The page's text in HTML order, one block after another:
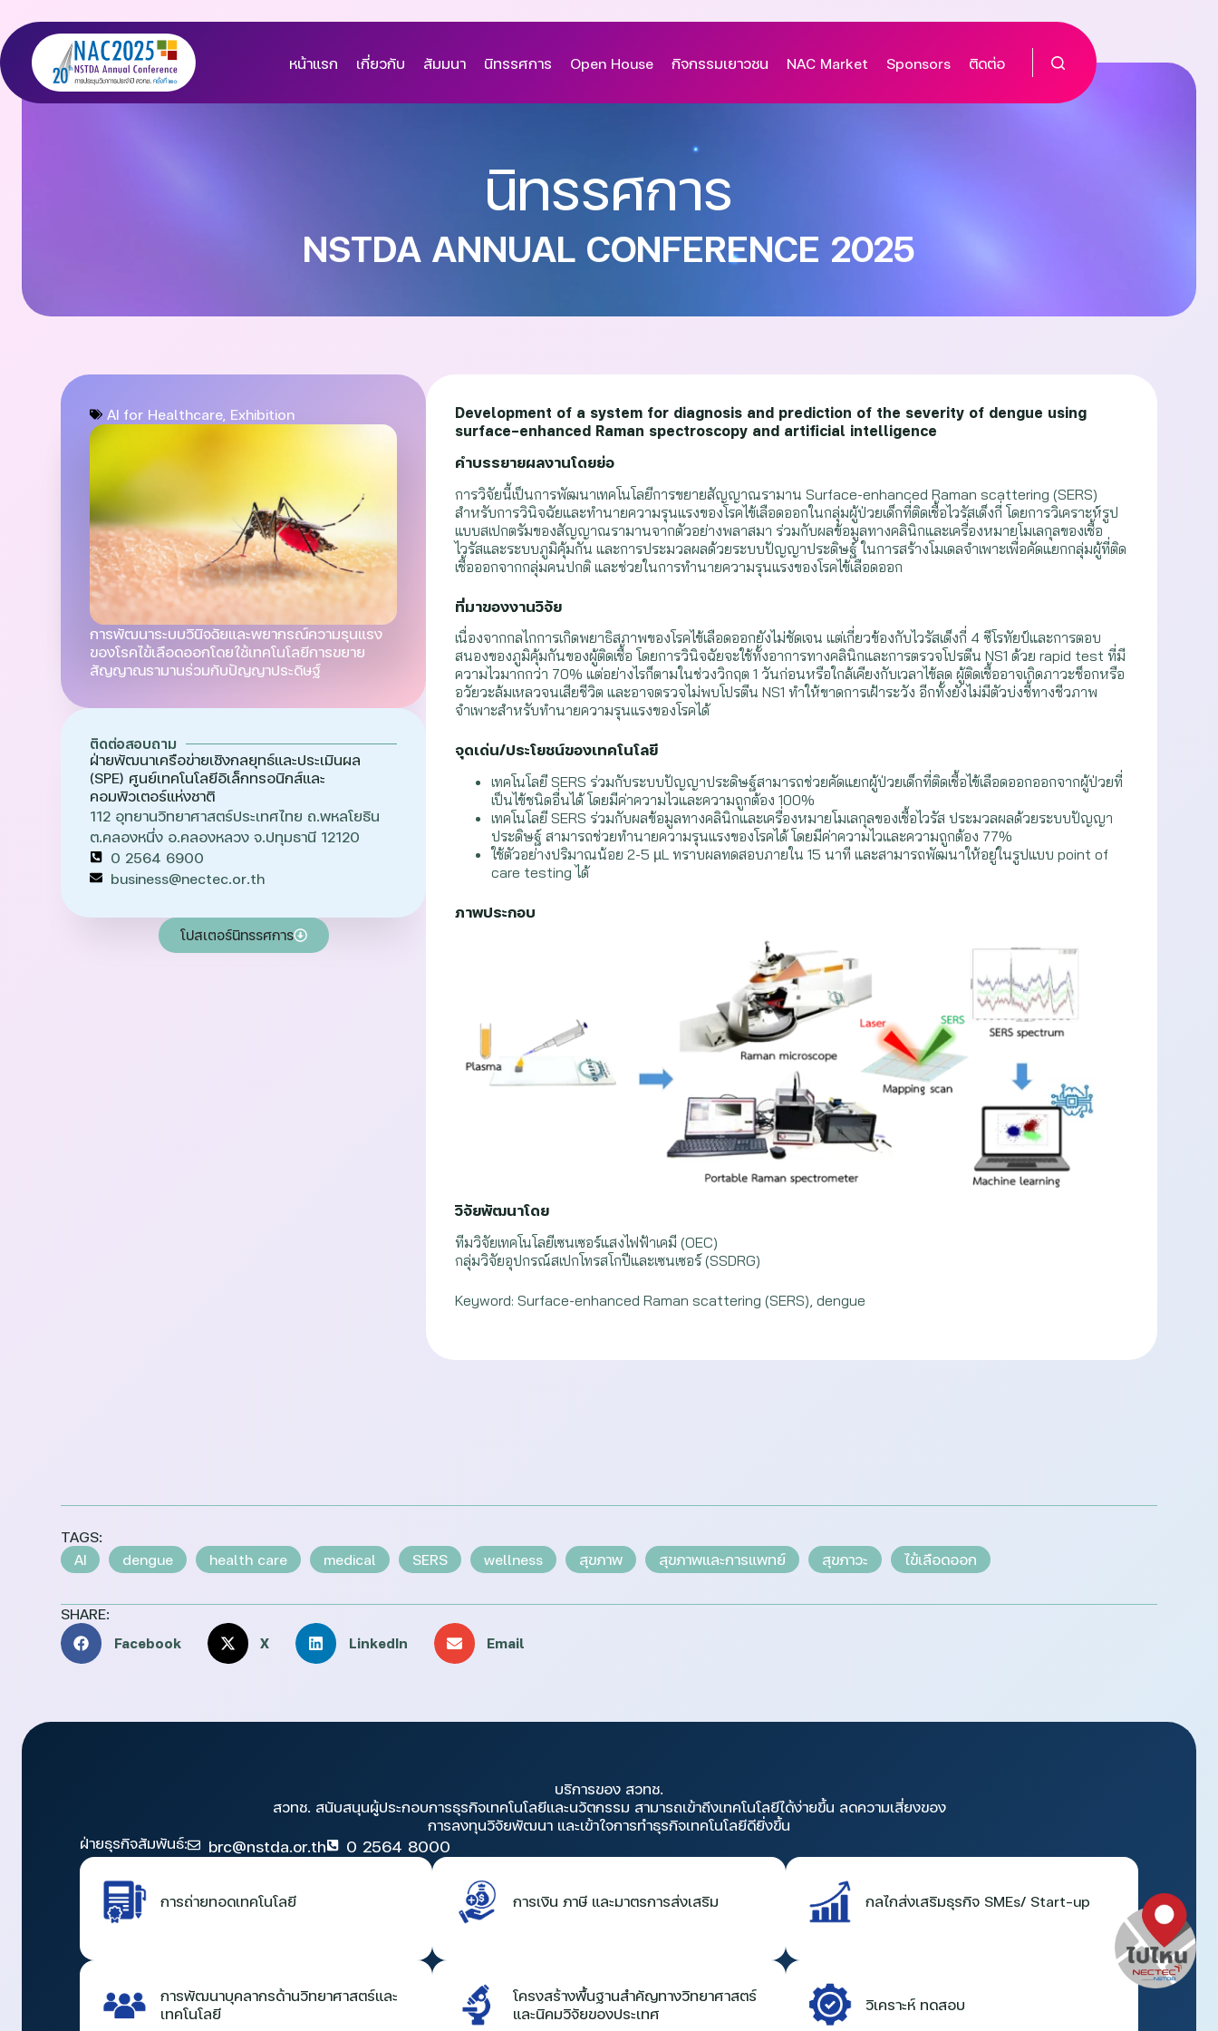
หน้าแรก เกี่ยวกับ สัมมนา นิทรรศการ Open House กิจกรรมเยาวชน NAC Market Sponsors ติดต่อ
นิทรรศการ
NSTDA ANNUAL CONFERENCE 2025
AI for Healthcare, Exhibition
การพัฒนาระบบวินิจฉัยและพยากรณ์ความรุนแรง
ของโรคไข้เลือดออกโดยใช้เทคโนโลยีการขยาย
สัญญาณรามานร่วมกับปัญญาประดิษฐ์
ติดต่อสอบถาม
ฝ่ายพัฒนาเครือข่ายเชิงกลยุทธ์และประเมินผล
(SPE) ศูนย์เทคโนโลยีอิเล็กทรอนิกส์และ
คอมพิวเตอร์แห่งชาติ
112 อุทยานวิทยาศาสตร์ประเทศไทย ถ.พหลโยธิน
ต.คลองหนึ่ง อ.คลองหลวง จ.ปทุมธานี 12120
0 2564 6900
business@nectec.or.th
โปสเตอร์นิทรรศการ
Development of a system for diagnosis and prediction of the severity of dengue using
surface-enhanced Raman spectroscopy and artificial intelligence
คำบรรยายผลงานโดยย่อ
การวิจัยนี้เป็นการพัฒนาเทคโนโลยีการขยายสัญญาณรามาน Surface-enhanced Raman scattering (SERS)
สำหรับการวินิจฉัยและทำนายความรุนแรงของโรคไข้เลือดออกในกลุ่มผู้ป่วยเด็กที่ติดเชื้อไวรัสเด็งกี่ โดยการวิเคราะห์รูป
แบบสเปกตรัมของสัญญาณรามานจากตัวอย่างพลาสมา ร่วมกับผลข้อมูลทางคลินิกและเครื่องหมายโมเลกุลของเชื้อ
ไวรัสและระบบภูมิคุ้มกัน และการประมวลผลด้วยระบบปัญญาประดิษฐ์ ในการสร้างโมเดลจำเพาะเพื่อคัดแยกกลุ่มผู้ที่ติด
เชื้อออกจากกลุ่มคนปกติ และช่วยในการทำนายความรุนแรงของโรคไข้เลือดออก
ที่มาของงานวิจัย
เนื่องจากกลไกการเกิดพยาธิสภาพของโรคไข้เลือดออกยังไม่ชัดเจน แต่เกี่ยวข้องกับไวรัสเด็งกี่ 4 ซีโรทัยป์และการตอบ
สนองของภูมิคุ้มกันของผู้ติดเชื้อ โดยการวินิจฉัยจะใช้ทั้งอาการทางคลินิกและการตรวจโปรตีน NS1 ด้วย rapid test ที่มี
ความไวมากกว่า 70% แต่อย่างไรก็ตามในช่วงวิกฤต 1 วันก่อนหรือใกล้เคียงกับเวลาไข้ลด ผู้ติดเชื้ออาจเกิดภาวะช็อกหรือ
อวัยวะล้มเหลวจนเสียชีวิต และอาจตรวจไม่พบโปรตีน NS1 ทำให้ขาดการเฝ้าระวัง อีกทั้งยังไม่มีตัวบ่งชี้ทางชีวภาพ
จำเพาะสำหรับทำนายความรุนแรงของโรคได้
จุดเด่น/ประโยชน์ของเทคโนโลยี
เทคโนโลยี SERS ร่วมกับระบบปัญญาประดิษฐ์สามารถช่วยคัดแยกผู้ป่วยเด็กที่ติดเชื้อไข้เลือดออกออกจากผู้ป่วยที่
เป็นไข้ชนิดอื่นได้ โดยมีค่าความไวและความถูกต้อง 100%
เทคโนโลยี SERS ร่วมกับผลข้อมูลทางคลินิกและเครื่องหมายโมเลกุลของเชื้อไวรัส ประมวลผลด้วยระบบปัญญา
ประดิษฐ์ สามารถช่วยทำนายความรุนแรงของโรคได้ โดยมีค่าความไวและความถูกต้อง 77%
ใช้ตัวอย่างปริมาณน้อย 2-5 µL ทราบผลทดสอบภายใน 15 นาที และสามารถพัฒนาให้อยู่ในรูปแบบ point of
care testing ได้
ภาพประกอบ
วิจัยพัฒนาโดย
ทีมวิจัยเทคโนโลยีเซนเซอร์แสงไฟฟ้าเคมี (OEC)
กลุ่มวิจัยอุปกรณ์สเปกโทรสโกปีและเซนเซอร์ (SSDRG)
Keyword: Surface-enhanced Raman scattering (SERS), dengue
TAGS:
AI
dengue health care medical SERS wellness สุขภาพ สุขภาพและการแพทย์ สุขภาวะ ไข้เลือดออก
SHARE:
Facebook X LinkedIn Email
บริการของ สวทช.
สวทช. สนับสนุนผู้ประกอบการธุรกิจเทคโนโลยีและนวัตกรรม สามารถเข้าถึงเทคโนโลยีได้ง่ายขึ้น ลดความเสี่ยงของ
การลงทุนวิจัยพัฒนา และเข้าใจการทำธุรกิจเทคโนโลยีดียิ่งขึ้น
ฝ่ายธุรกิจสัมพันธ์:
brc@nstda.or.th 0 2564 8000
การถ่ายทอดเทคโนโลยี การเงิน ภาษี และมาตรการส่งเสริม กลไกส่งเสริมธุรกิจ SMEs/ Start-up
การพัฒนาบุคลากรด้านวิทยาศาสตร์และ
เทคโนโลยี
โครงสร้างพื้นฐานสำคัญทางวิทยาศาสตร์
และนิคมวิจัยของประเทศ
วิเคราะห์ ทดสอบ